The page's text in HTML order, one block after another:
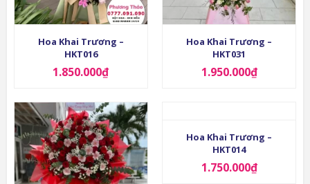
Hoa Khai Trương –
HKT016
1.850.000₫
Hoa Khai Trương –
HKT031
1.950.000₫
Hoa Khai Trương –
HKT014
1.750.000₫